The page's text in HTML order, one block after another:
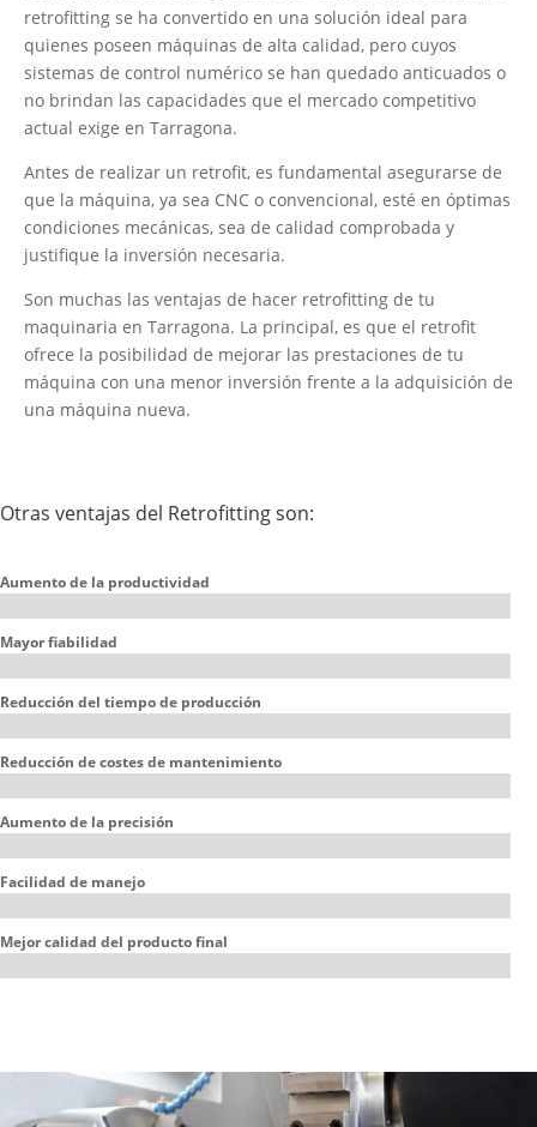
retrofitting se ha convertido en una solución ideal para
quienes poseen máquinas de alta calidad, pero cuyos
sistemas de control numérico se han quedado anticuados o
no brindan las capacidades que el mercado competitivo
actual exige en Tarragona.
Antes de realizar un retrofit, es fundamental asegurarse de
que la máquina, ya sea CNC o convencional, esté en óptimas
condiciones mecánicas, sea de calidad comprobada y
justifique la inversión necesaria.
Son muchas las ventajas de hacer retrofitting de tu
maquinaria en Tarragona. La principal, es que el retrofit
ofrece la posibilidad de mejorar las prestaciones de tu
máquina con una menor inversión frente a la adquisición de
una máquina nueva.
Otras ventajas del Retrofitting son:
Aumento de la productividad
Mayor fiabilidad
Reducción del tiempo de producción
Reducción de costes de mantenimiento
Aumento de la precisión
Facilidad de manejo
Mejor calidad del producto final